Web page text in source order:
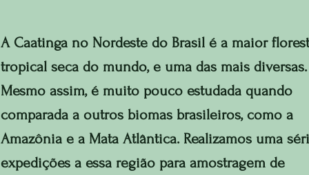
A Caatinga no Nordeste do Brasil é a maior
tropical seca do mundo, e uma das mais diversas.
Mesmo assim, é muito pouco estudada quando
comparada a outros biomas brasileiros, como a
Amazônia e a Mata Atlântica. Realizamos uma
expedições a essa região para amostragem de